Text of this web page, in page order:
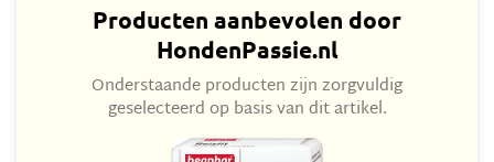
Producten aanbevolen door
HondenPassie.nl
Onderstaande producten zijn zorgvuldig
geselecteerd op basis van dit artikel.